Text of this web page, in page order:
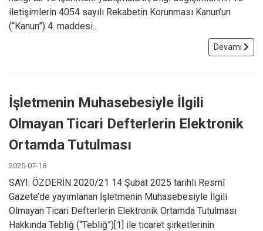
iletişimlerin 4054 sayılı Rekabetin Korunması Kanun’un
(“Kanun”) 4. maddesi...
Devamı
İşletmenin Muhasebesiyle İlgili
Olmayan Ticari Defterlerin Elektronik
Ortamda Tutulması
2025-07-18
SAYI: ÖZDERİN 2020/21 14 Şubat 2025 tarihli Resmî
Gazete’de yayımlanan İşletmenin Muhasebesiyle İlgili
Olmayan Ticari Defterlerin Elektronik Ortamda Tutulması
Hakkında Tebliğ (“Tebliğ”)[1] ile ticaret şirketlerinin